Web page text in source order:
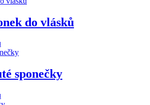
do vlásků
sponečky